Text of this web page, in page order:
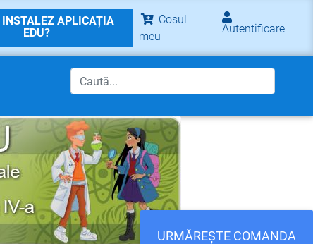
INSTALEZ APLICAȚIA
EDU?
Cosul
meu
Autentificare
URMĂREȘTE COMANDA